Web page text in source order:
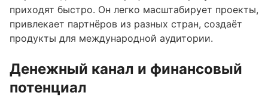
приходят быстро. Он легко масштабирует проекты,
привлекает партнёров из разных стран, создаёт
продукты для международной аудитории.
Денежный канал и финансовый
потенциал